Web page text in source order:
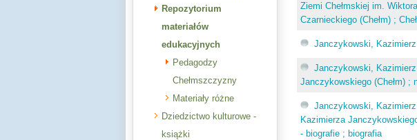
Repozytorium
materiałów
edukacyjnych
Pedagodzy
Chełmszczyzny
Materiały różne
Dziedzictwo kulturowe -
książki
Ziemi Chełmskiej im.
Czarnieckiego (Chełm) ;
Janczykowski,
Janczykowski, Kazimierz
Janczykowskiego (Chełm) ;
Janczykowski,
Kazimierza
- biografie ; biografia